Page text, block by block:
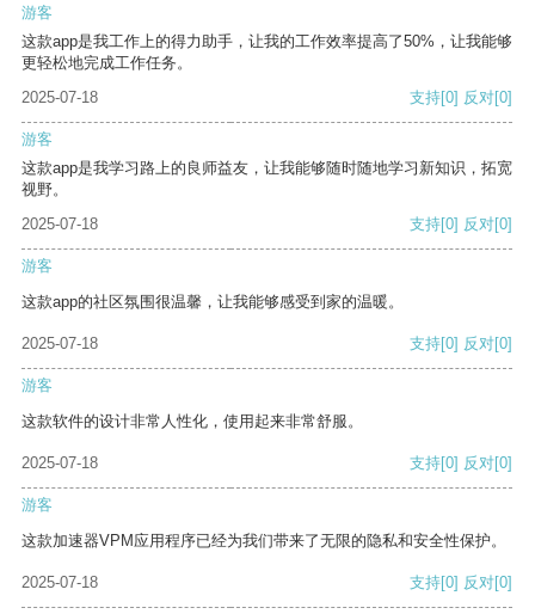
游客
这款app是我工作上的得力助手，让我的工作效率提高了50%，让我能够
更轻松地完成工作任务。
2025-07-18
支持[0] 反对[0]
游客
这款app是我学习路上的良师益友，让我能够随时随地学习新知识，拓宽
视野。
2025-07-18
支持[0] 反对[0]
游客
这款app的社区氛围很温馨，让我能够感受到家的温暖。
2025-07-18 支持[0] 反对[0]
游客
这款软件的设计非常人性化，使用起来非常舒服。
2025-07-18 支持[0] 反对[0]
游客
这款加速器VPM应用程序已经为我们带来了无限的隐私和安全性保护。
2025-07-18 支持[0] 反对[0]